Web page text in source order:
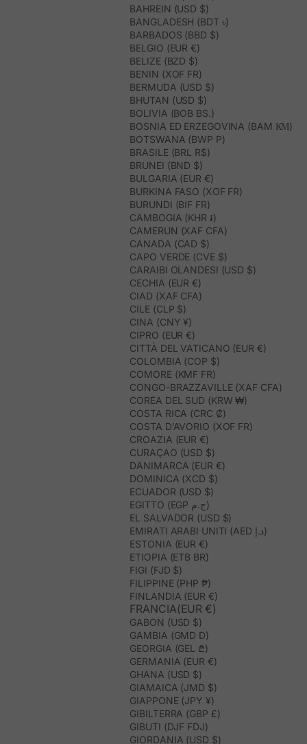
BAHREIN (USD $)
BANGLADESH (BDT ৳)
BARBADOS (BBD $)
BELGIO (EUR €)
BELIZE (BZD $)
BENIN (XOF FR)
BERMUDA (USD $)
BHUTAN (USD $)
BOLIVIA (BOB BS.)
BOSNIA ED ERZEGOVINA (BAM КМ)
BOTSWANA (BWP P)
BRASILE (BRL R$)
BRUNEI (BND $)
BULGARIA (EUR €)
BURKINA FASO (XOF FR)
BURUNDI (BIF FR)
CAMBOGIA (KHR ៛)
CAMERUN (XAF CFA)
CANADA (CAD $)
CAPO VERDE (CVE $)
CARAIBI OLANDESI (USD $)
CECHIA (EUR €)
CIAD (XAF CFA)
CILE (CLP $)
CINA (CNY ¥)
CIPRO (EUR €)
CITTÀ DEL VATICANO (EUR €)
COLOMBIA (COP $)
COMORE (KMF FR)
CONGO-BRAZZAVILLE (XAF CFA)
COREA DEL SUD (KRW ₩)
COSTA RICA (CRC ₡)
COSTA D’AVORIO (XOF FR)
CROAZIA (EUR €)
CURAÇAO (USD $)
DANIMARCA (EUR €)
DOMINICA (XCD $)
ECUADOR (USD $)
EGITTO (EGP ج.م)
EL SALVADOR (USD $)
EMIRATI ARABI UNITI (AED د.إ)
ESTONIA (EUR €)
ETIOPIA (ETB BR)
FIGI (FJD $)
FILIPPINE (PHP ₱)
FINLANDIA (EUR €)
FRANCIA(EUR €)
GABON (USD $)
GAMBIA (GMD D)
GEORGIA (GEL ₾)
GERMANIA (EUR €)
GHANA (USD $)
GIAMAICA (JMD $)
GIAPPONE (JPY ¥)
GIBILTERRA (GBP £)
GIBUTI (DJF FDJ)
GIORDANIA (USD $)